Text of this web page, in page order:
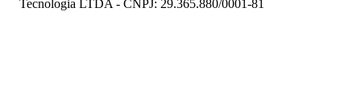
Tecnologia LTDA - CNPJ: 29.365.880/0001-81